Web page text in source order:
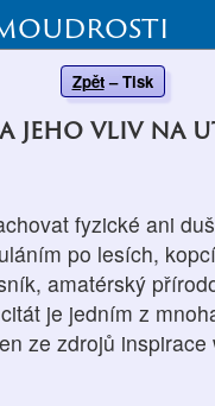
Zpět – Tisk
a jeho vliv
fyzické ani
po lesích,
amatérský
je jedním z
ze zdrojů